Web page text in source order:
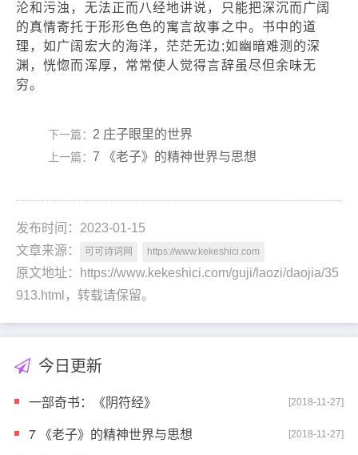
沦和污浊，无法正而八经地讲说，只能把深沉而广阔
的真情寄托于形形色色的寓言故事之中。书中的道
理，如广阔宏大的海洋，茫茫无边;如幽暗难测的深
渊，恍惚而浑厚，常常使人觉得言辞虽尽但余味无
穷。
下一篇： 2 庄子眼里的世界
上一篇： 7 《老子》的精神世界与思想
发布时间：2023-01-15
文章来源：
可可诗词网 https://www.kekeshici.com
原文地址：https://www.kekeshici.com/guji/laozi/daojia/35
913.html，转载请保留。
今日更新
一部奇书：《阴符经》 [2018-11-27]
7 《老子》的精神世界与思想 [2018-11-27]